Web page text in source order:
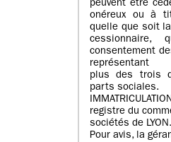
peuvent être
onéreux ou à
quelle que soit
cessionnaire,
consentement
représentant
plus des trois
parts sociales.
registre du
sociétés de LYON.
Pour avis, la